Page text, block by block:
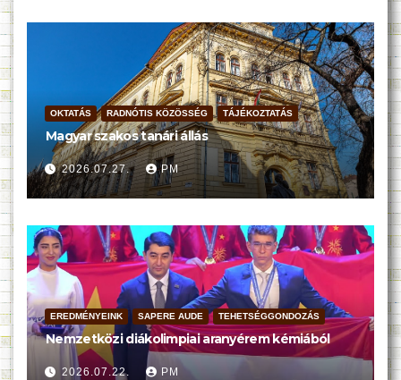
OKTATÁS RADNÓTIS KÖZÖSSÉG TÁJÉKOZTATÁS
Magyar szakos tanári állás
2026.07.27. PM
EREDMÉNYEINK SAPERE AUDE TEHETSÉGGONDOZÁS
Nemzetközi diákolimpiai aranyérem kémiából
2026.07.22. PM